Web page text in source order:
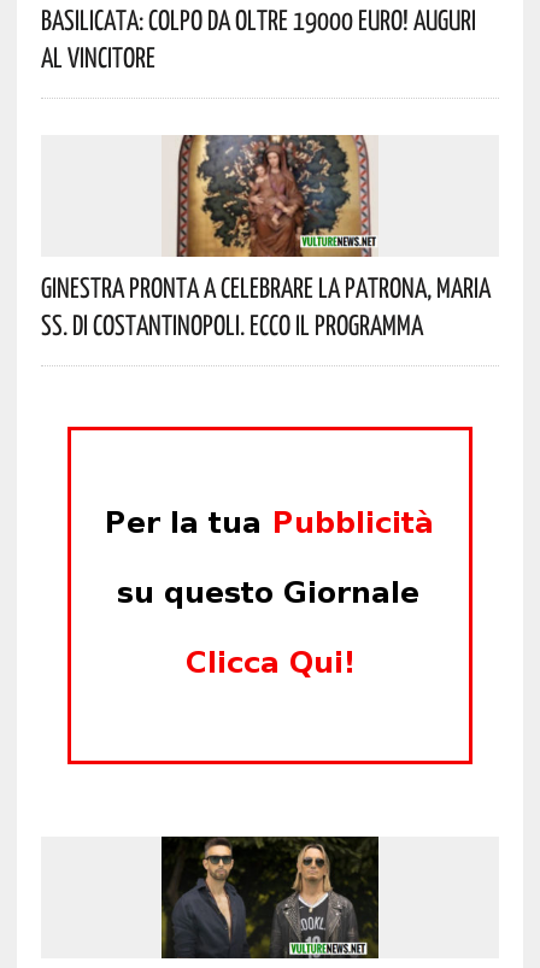
Basilicata: Colpo Da Oltre 19000 Euro! Auguri
Al Vincitore
Ginestra Pronta A Celebrare La Patrona, Maria
SS. Di Costantinopoli. Ecco Il Programma